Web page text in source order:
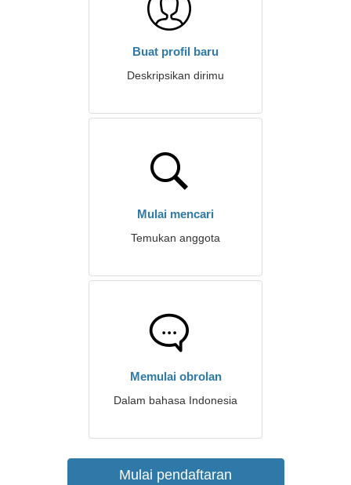
Buat profil baru
Deskripsikan dirimu
Mulai mencari
Temukan anggota
Memulai obrolan
Dalam bahasa Indonesia
Mulai pendaftaran